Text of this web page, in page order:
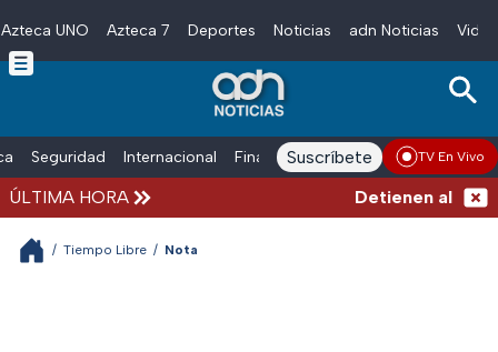
Skip to main content
Azteca UNO Azteca 7 Deportes Noticias adn Noticias
Seguridad Internacional Finanzas adn Noticias Radio
Suscríbete TV En Vivo
ÚLTIMA HORA Detienen al
/ Tiempo Libre / Nota